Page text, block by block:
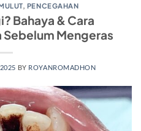
, PENCEGAHAN
Bahaya & Cara
Mengeras
BY ROYANROMADHON